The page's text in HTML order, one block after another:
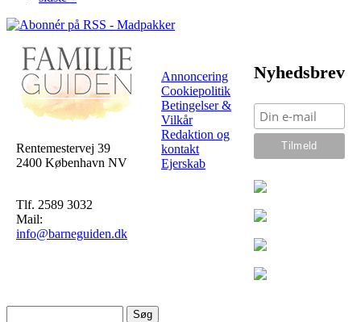
Rentemestervej 39
2400 København NV
Tlf. 2589 3032
Mail:
info@barneguiden.dk
Annoncering
Cookiepolitik
Betingelser &
Vilkår
Redaktion og
kontakt
Ejerskab
Nyhedsbrev